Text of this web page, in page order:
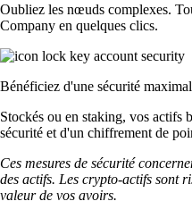
Oubliez les nœuds complexes.
Company en quelques clics.
Bénéficiez d'une sécurité
Stockés ou en staking, vos actifs
sécurité et d'un chiffrement de
Ces mesures de sécurité
des actifs. Les crypto-actifs sont
valeur de vos avoirs.